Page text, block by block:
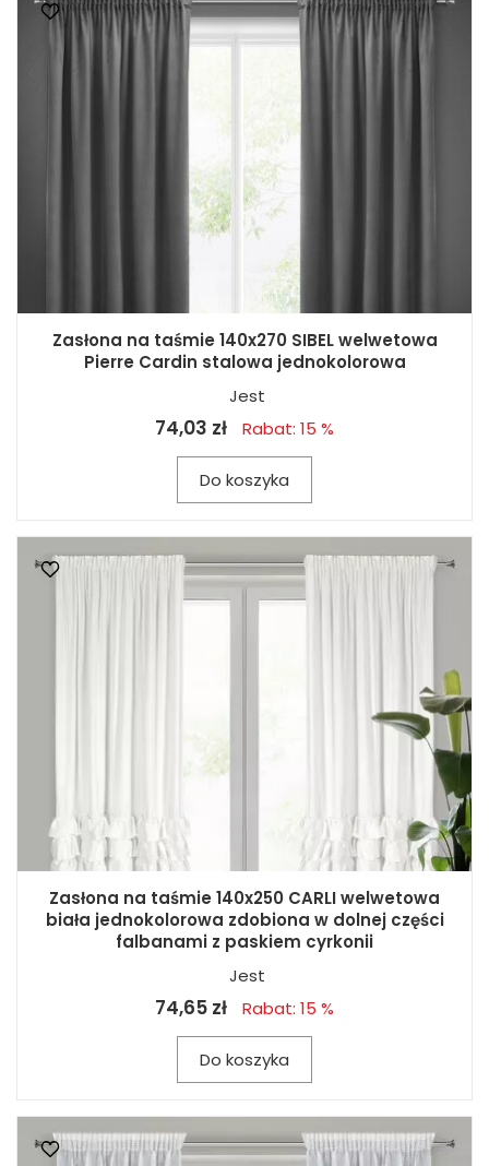
Zasłona na taśmie 140x270 SIBEL welwetowa
Pierre Cardin stalowa jednokolorowa
Jest
74,03 zł Rabat: 15 %
Do koszyka
Zasłona na taśmie 140x250 CARLI welwetowa
biała jednokolorowa zdobiona w dolnej części
falbanami z paskiem cyrkonii
Jest
74,65 zł Rabat: 15 %
Do koszyka